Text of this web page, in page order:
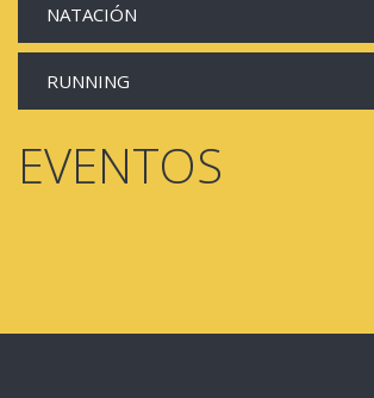
NATACIÓN
RUNNING
EVENTOS